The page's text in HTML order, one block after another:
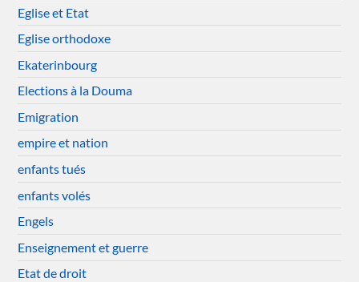
Eglise et Etat
Eglise orthodoxe
Ekaterinbourg
Elections à la Douma
Emigration
empire et nation
enfants tués
enfants volés
Engels
Enseignement et guerre
Etat de droit